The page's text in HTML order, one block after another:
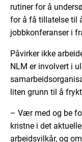
rutiner for å
for å få tillatelse til
jobbkonferanser i
Påvirker ikke
NLM er involvert i
liten grunn til å
– Vær med og be
kristne i det
arbeidsvilkår, og